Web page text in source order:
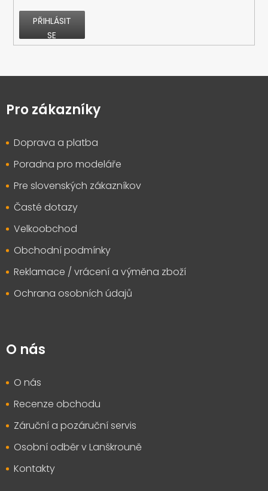
PŘIHLÁSIT
SE
pPro zákazníky
Doprava a platba
Poradna pro modeláře
Pre slovenských zákazníkov
Časté dotazy
Velkoobchod
Obchodní podmínky
Reklamace / vrácení a výměna zboží
Ochrana osobních údajů
O nás
O nás
Recenze obchodu
Záruční a pozáruční servis
Osobní odběr v Lanškrouně
Kontakty